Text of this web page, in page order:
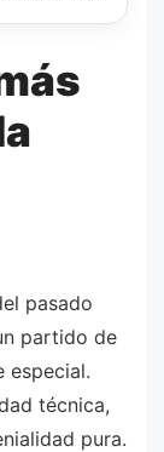
pasado
partido de
especial.
técnica,
pura.